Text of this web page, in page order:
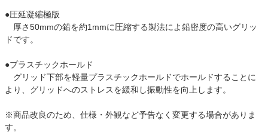
●圧延凝縮極版
厚さ50mmの鉛を約1mmに圧縮する製法によ鉛密度の高いグリッ
ドです。
●プラスチックホールド
グリッド下部を軽量プラスチックホールドでホールドすることに
より、グリッドへのストレスを緩和し振動性を向上します。
※商品改良のため、仕様・外観など予告なく変更する場合がありま
す。